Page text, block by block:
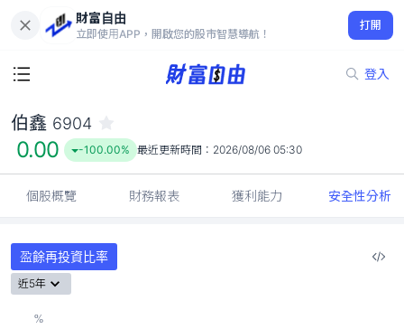
財富自由
立即使用APP，開啟您的股市智慧導航！
打開
登入
0.00
-100.00%
伯鑫 6904
0.00 -100.00% 最近更新時間： 2026/08/06 05:30
個股概覽 財務報表 獲利能力 安全性分析
盈餘再投資比率
近5年